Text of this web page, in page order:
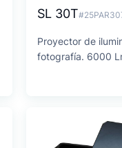
SL 30T
Proyector de
fotografía. 6000